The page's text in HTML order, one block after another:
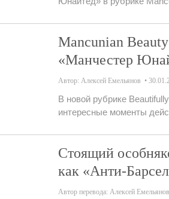
Mancunian
«Манчестер
Автор: Алексей Емельянов
В новой рубрике
интересные моменты
Стоящий
как «Анти-
Автор перевода: Алексей Емельянов